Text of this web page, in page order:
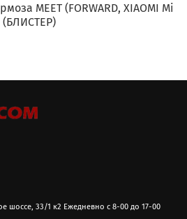
MEET (FORWARD, XIAOMI Mi
(БЛИСТЕР)
шоссе, 33/1 к2 Ежедневно с 8-00 до 17-00